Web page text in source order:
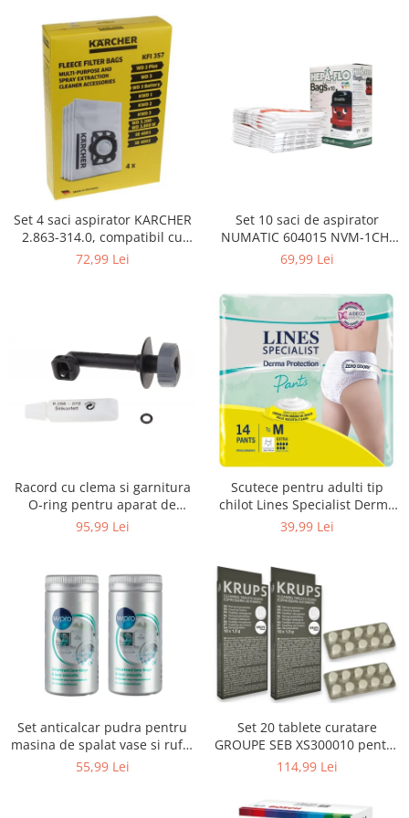
Decoratiuni
Gradinarit
Hobby-uri creative
Iluminat & Electrice
Jaluzele
Kit-uri automatizari porti si usi
Mobila dormitor
Mobila gradina & terasa
Mobila Living & Dining
Organizare si depozitare
Scule electrice si unelte
Silicon, spume si solutii tehnice
Sisteme Incalzire
Textile si covoare
Accesorii tablete
Laptopuri si Accesorii
Wearable & Gadgeturi
Electrocasnice & Climatizare
Accesorii si piese masini spalat
rufe si uscatoare
Accesorii si piese masini spalat
Aparate Racire Aer
Aragaze si cuptoare cu microunde
Set 4 saci aspirator KARCHER
2.863-314.0, compatibil cu
WD, KWD, SE
72,99 Lei
Set 10 saci de aspirator
NUMATIC 604015 NVM-1CH,
9L
69,99 Lei
Racord cu clema si garnitura
O-ring pentru aparat de
spalat cu presiune, KARCHER
95,99 Lei
Scutece pentru adulti tip
chilot Lines Specialist Derma
Protection Extra, 7 picaturi,
39,99 Lei
Set anticalcar pudra pentru
masina de spalat vase si rufe,
WPRO 484000008416, 2 x 250g
55,99 Lei
Set 20 tablete curatare
GROUPE SEB XS300010 pentru
espressoare Krups (2x10
114,99 Lei